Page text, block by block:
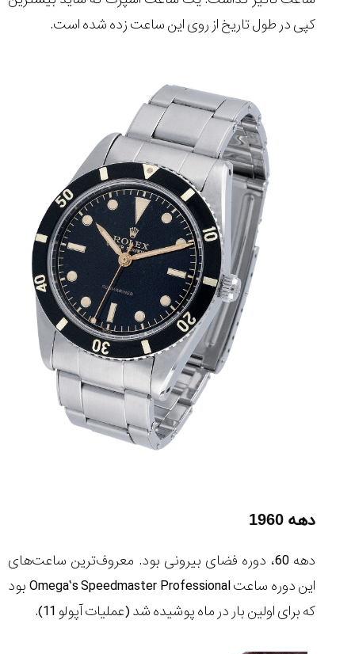
کپی در طول تاریخ از روی این ساعت زده شده است.
دهه 1960
دهه 60، دوره فضای بیرونی بود. معروف‌ترین ساعت‌های
این دوره ساعت Omega’s Speedmaster Professional بود
که برای اولین بار در ماه پوشیده شد (عملیات آپولو 11).